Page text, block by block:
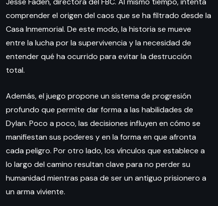
comprender el origen del caos que se ha filtrado desde la
Casa Inmemorial. De este modo, la historia se mueve
entre la lucha por la supervivencia y la necesidad de
entender qué ha ocurrido para evitar la destrucción
total.
Además, el juego propone un sistema de progresión
profundo que permite dar forma a las habilidades de
Dylan. Poco a poco, las decisiones influyen en cómo se
manifiestan sus poderes y en la forma en que afronta
cada peligro. Por otro lado, los vínculos que establece a
lo largo del camino resultan clave para no perder su
humanidad mientras pasa de ser un antiguo prisionero a
un arma viviente.